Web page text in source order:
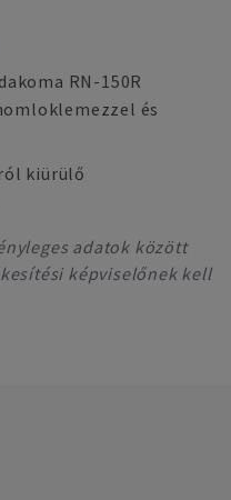
RN-150R
és
kiürülő
adatok között
képviselőnek kell